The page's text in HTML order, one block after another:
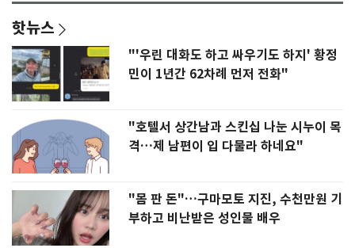
핫뉴스
"'우린 대화도 하고 싸우기도 하지' 황정
민이 1년간 62차례 먼저 전화"
"호텔서 상간남과 스킨십 나눈 시누이 목
격…제 남편이 입 다물라 하네요"
"몸 판 돈"…구마모토 지진, 수천만원 기
부하고 비난받은 성인물 배우